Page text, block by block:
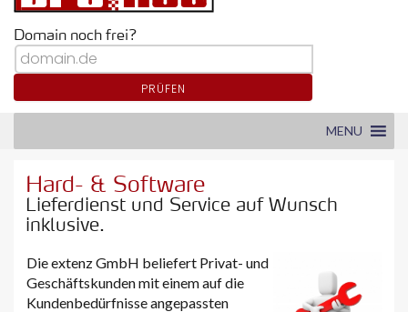
Domain noch frei?
PRÜFEN
MENU
Hard- & Software
Lieferdienst und Service auf Wunsch
inklusive.
Die extenz GmbH beliefert Privat- und
Geschäftskunden mit einem auf die
Kundenbedürfnisse angepassten